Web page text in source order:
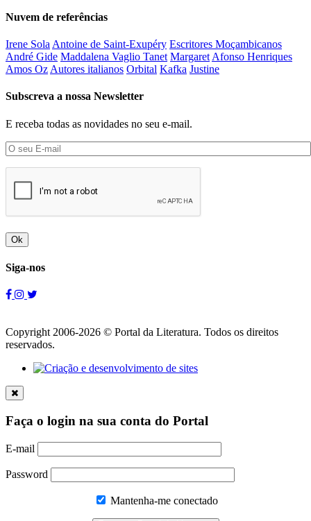
Nuvem de referências
Irene Sola Antoine de Saint-Exupéry Escritores Moçambicanos
André Gide Maddalena Vaglio Tanet Margaret Afonso Henriques
Amos Oz Autores italianos Orbital Kafka Justine
Subscreva a nossa Newsletter
E receba todas as novidades no seu e-mail.
Ok
Siga-nos
Copyright 2006-2026 © Portal da Literatura. Todos os direitos
reservados.
Faça o login na sua conta do Portal
E-mail
Password
Mantenha-me conectado